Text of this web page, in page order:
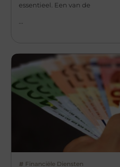
essentieel. Een van de
Financiële Diensten